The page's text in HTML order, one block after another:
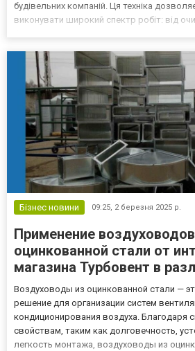
будівельних компаній. Ця техніка
виконувати широкий спектр робіт: від
собі...
Бізнес новини 09:25, 2 березня 2025 р.
Применение
оцинкованной стали от
магазина Турбовент в
Воздуховоды из оцинкованной стали —
решение для организации систем
кондиционирования воздуха. Благодаря
свойствам, таким как долговечность,
легкость монтажа, воздуховоды из